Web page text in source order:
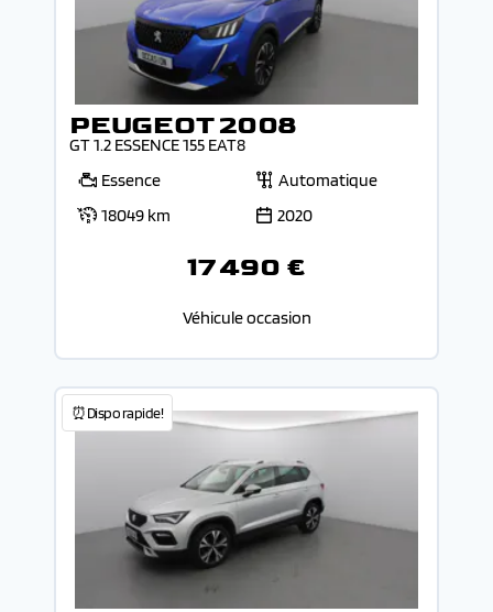
PEUGEOT 2008
GT 1.2 ESSENCE 155 EAT8
Essence
Automatique
18049 km
2020
17 490 €
Véhicule occasion
⏰Dispo rapide!